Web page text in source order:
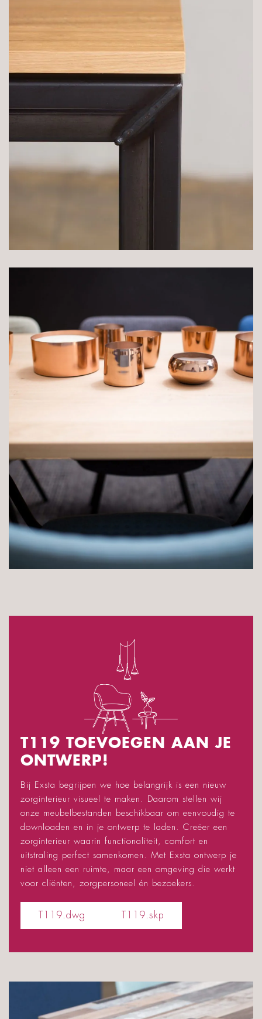
T119 TOEVOEGEN AAN JE
ONTWERP!
Bij Exsta begrijpen we hoe belangrijk is een nieuw
zorginterieur visueel te maken. Daarom stellen wij
onze meubelbestanden beschikbaar om eenvoudig te
downloaden en in je ontwerp te laden. Creëer een
zorginterieur waarin functionaliteit, comfort en
uitstraling perfect samenkomen. Met Exsta ontwerp je
niet alleen een ruimte, maar een omgeving die werkt
voor cliënten, zorgpersoneel én bezoekers.
T119.dwg T119.skp